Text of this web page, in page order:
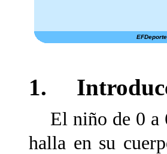
1.
El niño de 0 a
halla en su